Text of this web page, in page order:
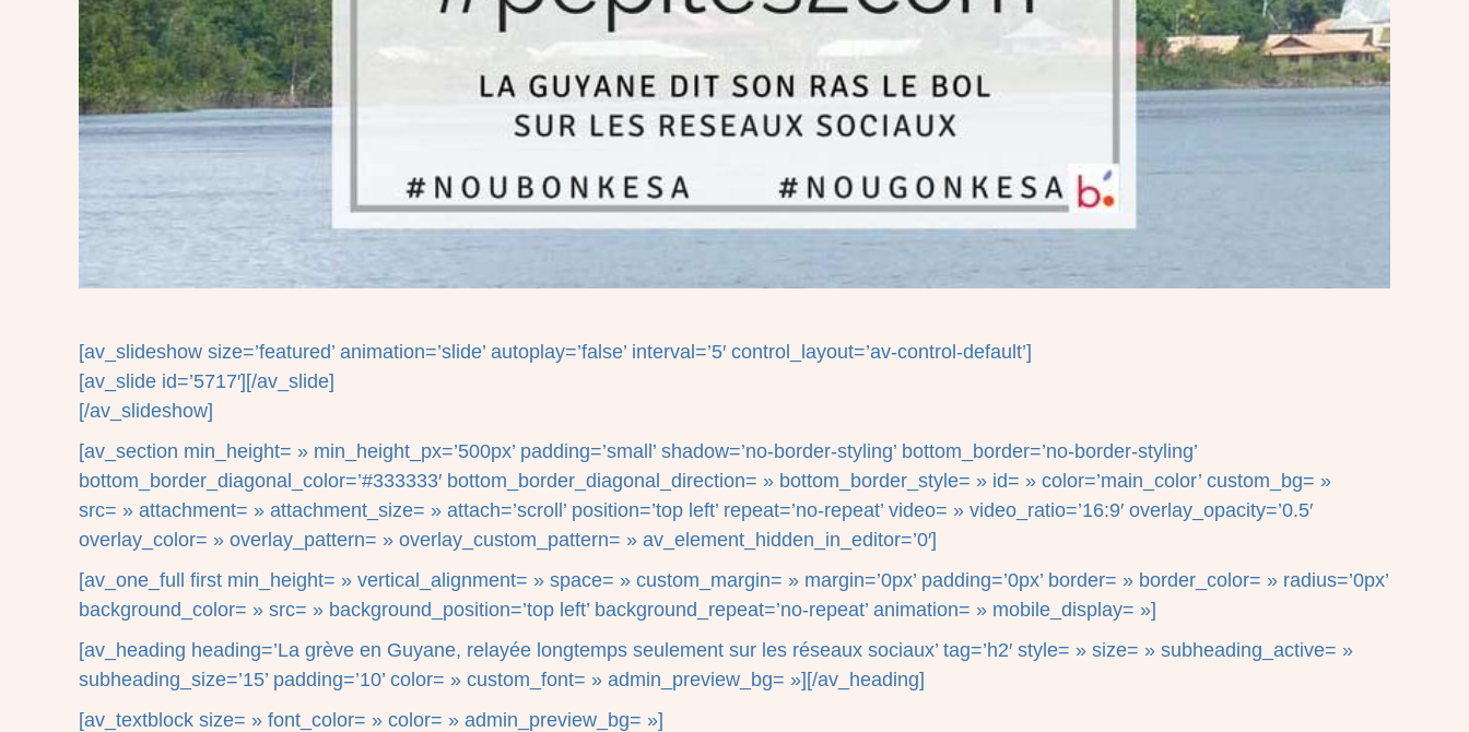
[av_slideshow size=’featured’ animation=’slide’ autoplay=’false’ interval=’5′ control_layout=’av-control-default’]
[av_slide id=’5717′][/av_slide]
[/av_slideshow]
[av_section min_height= » min_height_px=’500px’ padding=’small’ shadow=’no-border-styling’ bottom_border=’no-border-styling’
bottom_border_diagonal_color=’#333333′ bottom_border_diagonal_direction= » bottom_border_style= » id= » color=’main_color’ custom_bg= »
src= » attachment= » attachment_size= » attach=’scroll’ position=’top left’ repeat=’no-repeat’ video= » video_ratio=’16:9′ overlay_opacity=’0.5′
overlay_color= » overlay_pattern= » overlay_custom_pattern= » av_element_hidden_in_editor=’0′]
[av_one_full first min_height= » vertical_alignment= » space= » custom_margin= » margin=’0px’ padding=’0px’ border= » border_color= » radius=’0px’
background_color= » src= » background_position=’top left’ background_repeat=’no-repeat’ animation= » mobile_display= »]
[av_heading heading=’La grève en Guyane, relayée longtemps seulement sur les réseaux sociaux’ tag=’h2′ style= » size= » subheading_active= »
subheading_size=’15’ padding=’10’ color= » custom_font= » admin_preview_bg= »][/av_heading]
[av_textblock size= » font_color= » color= » admin_preview_bg= »]